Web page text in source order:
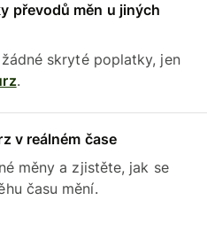
převodů měn u jiných
skryté poplatky, jen
.
v reálném čase
měny a zjistěte, jak se
času mění.